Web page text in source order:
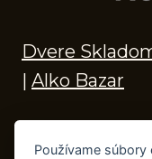
Dvere
| Alko Bazar
Používame